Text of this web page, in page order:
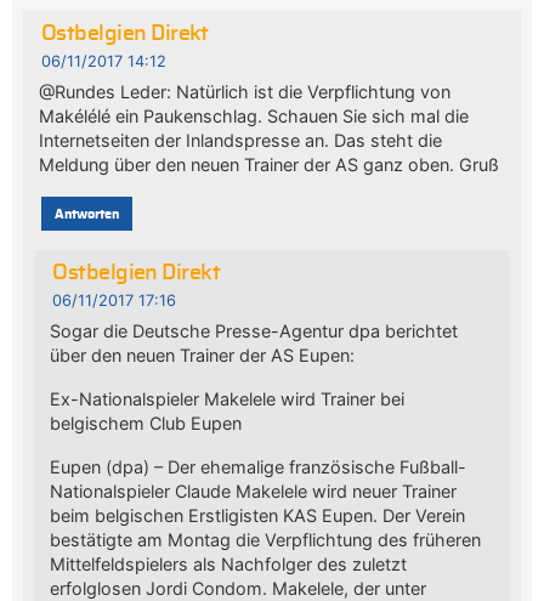
Ostbelgien Direkt
06/11/2017 14:12
@Rundes Leder: Natürlich ist die Verpflichtung von
Makélélé ein Paukenschlag. Schauen Sie sich mal die
Internetseiten der Inlandspresse an. Das steht die
Meldung über den neuen Trainer der AS ganz oben. Gruß
Antworten
Ostbelgien Direkt
06/11/2017 17:16
Sogar die Deutsche Presse-Agentur dpa berichtet
über den neuen Trainer der AS Eupen:
Ex-Nationalspieler Makelele wird Trainer bei
belgischem Club Eupen
Eupen (dpa) – Der ehemalige französische Fußball-
Nationalspieler Claude Makelele wird neuer Trainer
beim belgischen Erstligisten KAS Eupen. Der Verein
bestätigte am Montag die Verpflichtung des früheren
Mittelfeldspielers als Nachfolger des zuletzt
erfolglosen Jordi Condom. Makelele, der unter